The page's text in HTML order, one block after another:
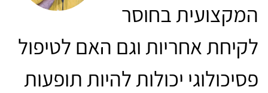
המקצועית בחוסר
לקיחת אחריות וגם האם לטיפול
פסיכולוגי יכולות להיות תופעות